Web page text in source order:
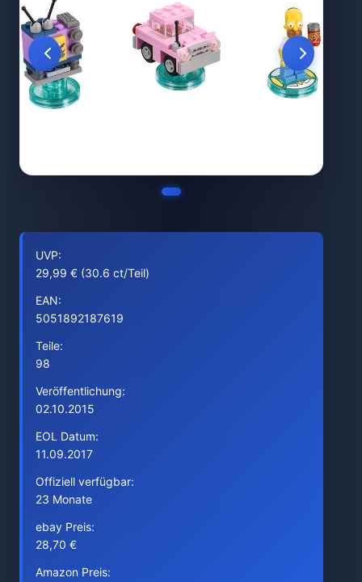
UVP:
29,99 € (30.6 ct/Teil)
EAN:
5051892187619
Teile:
98
Veröffentlichung:
02.10.2015
EOL Datum:
11.09.2017
Offiziell verfügbar:
23 Monate
ebay Preis:
28,70 €
Amazon Preis: